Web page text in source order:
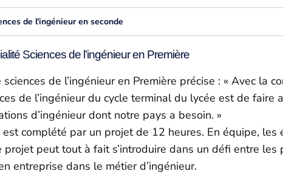
de l'ingénieur en seconde
Sciences de l’ingénieur en Première
de l’ingénieur en Première précise : « Avec la
de l’ingénieur du cycle terminal du lycée est de
d’ingénieur dont notre pays a besoin. »
complété par un projet de 12 heures. En équipe,
peut tout à fait s’introduire dans un défi entre
entreprise dans le métier d’ingénieur.